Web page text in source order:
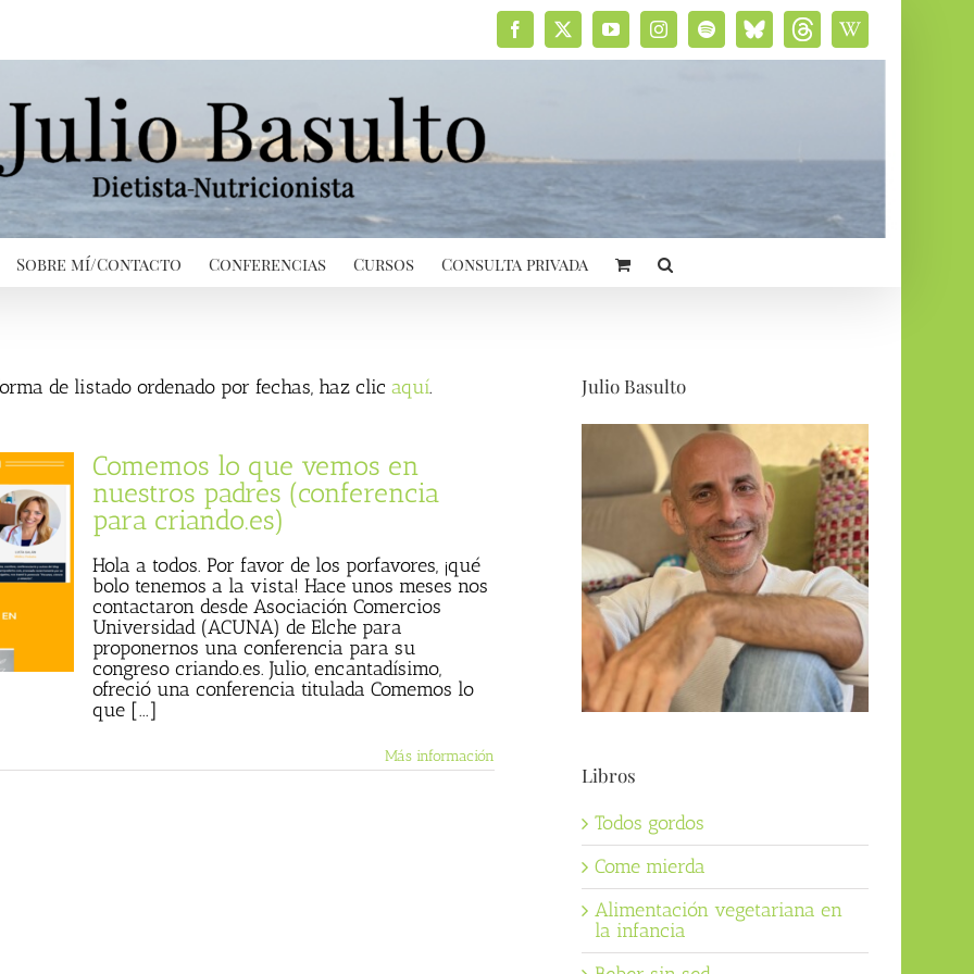
Facebook
X YouTubeInstagramSpotifyBluesky
social
ThreadsWikipedia
Sobre mí/Contacto Conferencias Cursos Consulta privada
de listado ordenado por fechas, haz clic aquí.
Comemos lo que vemos en
nuestros padres (conferencia
para criando.es)
Hola a todos. Por favor de los porfavores, ¡qué
bolo tenemos a la vista! Hace unos meses nos
contactaron desde Asociación Comercios
Universidad (ACUNA) de Elche para
proponernos una conferencia para su
congreso criando.es. Julio, encantadísimo,
ofreció una conferencia titulada Comemos lo
que [...]
Más información
Julio Basulto
Libros
Todos gordos
Come mierda
Alimentación vegetariana en
la infancia